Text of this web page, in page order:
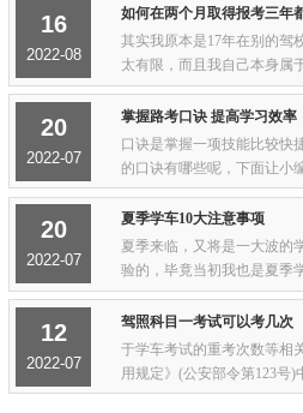
意识记者前日在一大型停车
16
2022-08
如何在两个月取得报考三年
其实我原本是17年在别的驾
太有限，而且我自己本身属
度紧张，导致一直没有考出
在朋友的介绍下转到了派学
20
2022-07
掌握路考口诀 提高学习效率
口诀是掌握一项技能比较快
的口诀有哪些呢，下面让小
二转(向灯)三喇叭，四看(左
车：一关(转向灯)二看(左右
20
2022-07
夏季学车10大注意事项
夏季来临，又将是一大波的
验的，毕竟当初我也是夏季
季学车的注意事项。1、练
不要硬撑，应马上告诉教练
12
2022-07
驾照科目一考试可以考几次
于学车考试的重考次数等相
用规定》(公安部令第123号
序，考试之前要预约三个科